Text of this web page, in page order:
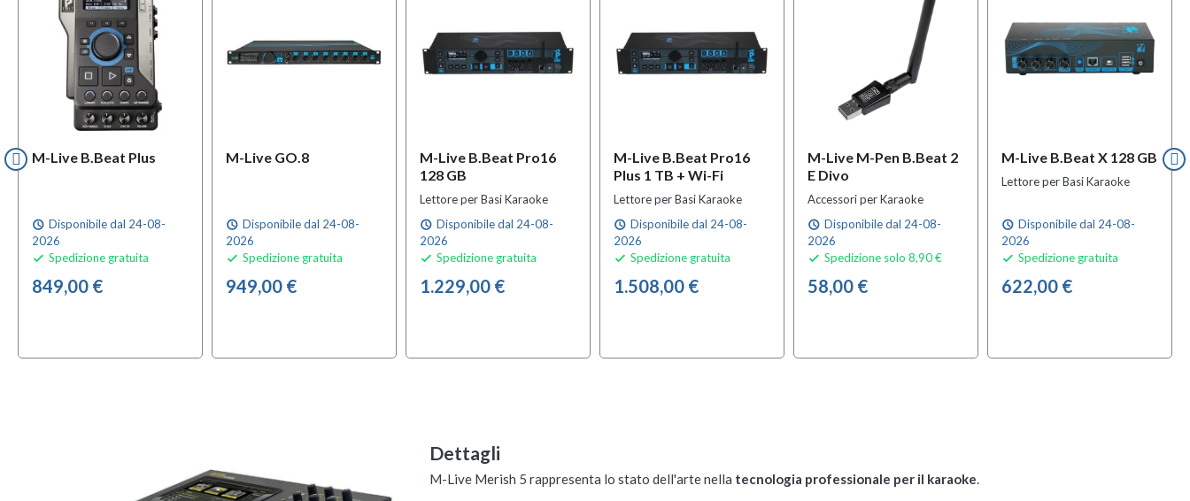
M-Live B.Beat Plus
schedule Disponibile dal 24-08-
2026
 Spedizione gratuita
849,00 €
M-Live GO.8
schedule Disponibile dal 24-08-
2026
 Spedizione gratuita
949,00 €
M-Live B.Beat Pro16
128 GB
Lettore per Basi Karaoke
schedule Disponibile dal 24-08-
2026
 Spedizione gratuita
1.229,00 €
M-Live B.Beat Pro16
Plus 1 TB + Wi-Fi
Lettore per Basi Karaoke
schedule Disponibile dal 24-08-
2026
 Spedizione gratuita
1.508,00 €
M-Live M-Pen B.Beat 2
E Divo
Accessori per Karaoke
schedule Disponibile dal 24-08-
2026
 Spedizione solo 8,90 €
58,00 €
M-Live B.Beat X 128 GB
Lettore per Basi Karaoke
schedule Disponibile dal 24-08-
2026
 Spedizione gratuita
622,00 €
Dettagli
M-Live Merish 5 rappresenta lo stato dell'arte nella tecnologia professionale per il karaoke